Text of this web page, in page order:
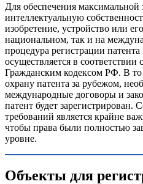
Для обеспечения
интеллектуальную
изобретение, устройство или
национальном, так и на
процедура регистрации
осуществляется в
Гражданским кодексом РФ. В
охрану патента за рубежом,
международные договоры и
патент будет зарегистрирован.
требований является крайне
чтобы права были полностью
уровне.
Объекты для